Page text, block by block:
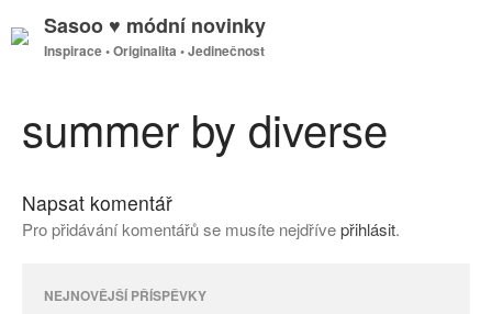
Proužek – Hit letošní sezóny >
Sasoo ♥ módní novinky
Inspirace • Originalita • Jedinečnost
summer by diverse
Napsat komentář
Pro přidávání komentářů se musíte nejdřívepřihlásit.
NEJNOVĚJŠÍ PŘÍSPĚVKY